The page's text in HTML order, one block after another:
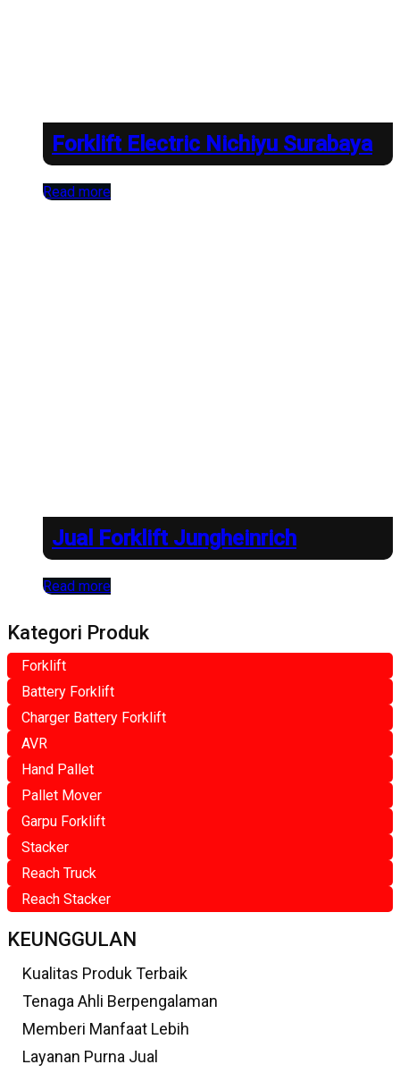
Forklift Electric Nichiyu Surabaya
Read more
Jual Forklift Jungheinrich
Read more
Kategori Produk
Forklift
Battery Forklift
Charger Battery Forklift
AVR
Hand Pallet
Pallet Mover
Garpu Forklift
Stacker
Reach Truck
Reach Stacker
KEUNGGULAN
Kualitas Produk Terbaik
Tenaga Ahli Berpengalaman
Memberi Manfaat Lebih
Layanan Purna Jual